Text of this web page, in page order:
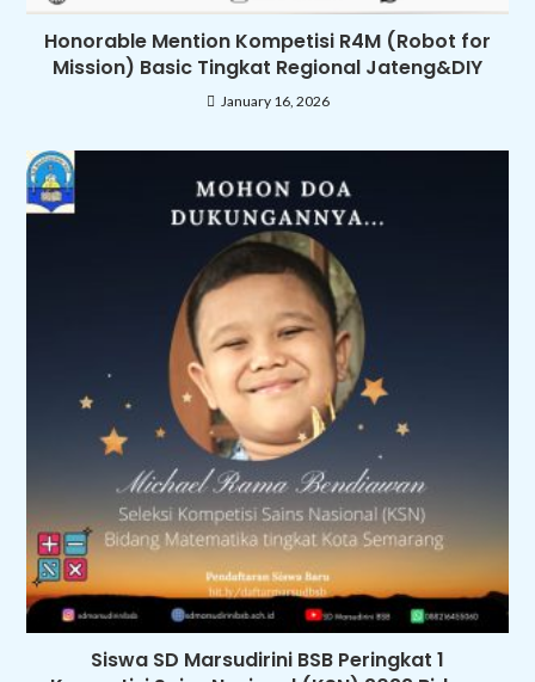
Honorable Mention Kompetisi R4M (Robot for
Mission) Basic Tingkat Regional Jateng&DIY
January 16, 2026
Siswa SD Marsudirini BSB Peringkat 1